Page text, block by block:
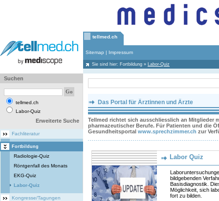
tellmed.ch
Sitemap | Impressum
Sie sind hier: Fortbildung » Labor-Quiz
Suchen
tellmed.ch
Labor-Quiz
Erweiterte Suche
Fachliteratur
Fortbildung
Radiologie-Quiz
Röntgenfall des Monats
EKG-Quiz
Labor-Quiz
Kongresse/Tagungen
Das Portal für Ärztinnen und Ärzte
Tellmed richtet sich ausschliesslich an Mitglieder
pharmazeutischer Berufe. Für Patienten und die
Gesundheitsportal www.sprechzimmer.ch zur
Labor Quiz
bildgebenden
Basisdiagnostik.
Möglichkeit, sich
fort zu bilden.